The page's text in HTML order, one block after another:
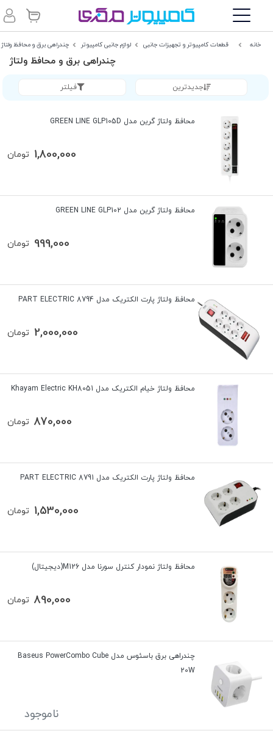
خانه قطعات کامپیوتر و تجهیزات جانبی لوازم جانبی کامپیوتر چند‌راهی برق و محافظ ولتاژ
چند‌راهی برق و محافظ ولتاژ
جدیدترین فیلتر
محافظ ولتاژ گرین مدل GREEN LINE GLP105D
تومان 1,800,000
محافظ ولتاژ گرین مدل GREEN LINE GLP102
تومان 999,000
محافظ ولتاژ پارت الکتریک مدل 8794 PART ELECTRIC
تومان 2,000,000
محافظ ولتاژ خیام الکتریک مدل Khayam Electric KH8051
تومان 870,000
محافظ ولتاژ پارت الکتریک مدل 8791 PART ELECTRIC
تومان 1,530,000
محافظ ولتاژ نمودار کنترل سورنا مدل M126(دیجیتال)
تومان 890,000
چندراهی برق باسئوس مدل Baseus PowerCombo Cube
20W
ناموجود